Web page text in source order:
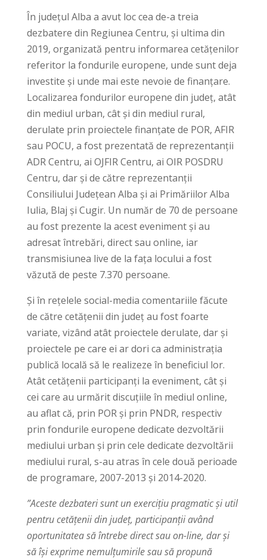
În județul Alba a avut loc cea de-a treia
dezbatere din Regiunea Centru, și ultima din
2019, organizată pentru informarea cetățenilor
referitor la fondurile europene, unde sunt deja
investite și unde mai este nevoie de finanțare.
Localizarea fondurilor europene din județ, atât
din mediul urban, cât și din mediul rural,
derulate prin proiectele finanțate de POR, AFIR
sau POCU, a fost prezentată de reprezentanții
ADR Centru, ai OJFIR Centru, ai OIR POSDRU
Centru, dar și de către reprezentanții
Consiliului Județean Alba și ai Primăriilor Alba
Iulia, Blaj și Cugir. Un număr de 70 de persoane
au fost prezente la acest eveniment și au
adresat întrebări, direct sau online, iar
transmisiunea live de la fața locului a fost
văzută de peste 7.370 persoane.
Și în rețelele social-media comentariile făcute
de către cetățenii din județ au fost foarte
variate, vizând atât proiectele derulate, dar și
proiectele pe care ei ar dori ca administrația
publică locală să le realizeze în beneficiul lor.
Atât cetățenii participanți la eveniment, cât și
cei care au urmărit discuțiile în mediul online,
au aflat că, prin POR și prin PNDR, respectiv
prin fondurile europene dedicate dezvoltării
mediului urban și prin cele dedicate dezvoltării
mediului rural, s-au atras în cele două perioade
de programare, 2007-2013 și 2014-2020.
”Aceste dezbateri sunt un exercițiu pragmatic și util
pentru cetățenii din județ, participanții având
oportunitatea să întrebe direct sau on-line, dar și
să își exprime nemulțumirile sau să propună